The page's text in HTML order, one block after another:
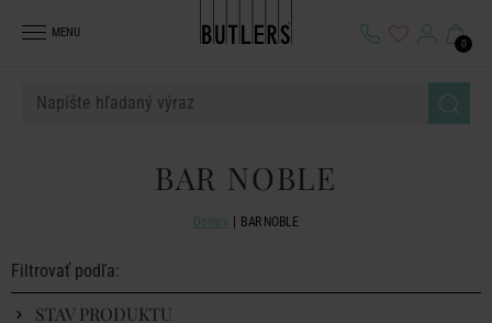
MENU
0
BAR NOBLE
Domov BAR NOBLE
Filtrovať podľa:
STAV PRODUKTU